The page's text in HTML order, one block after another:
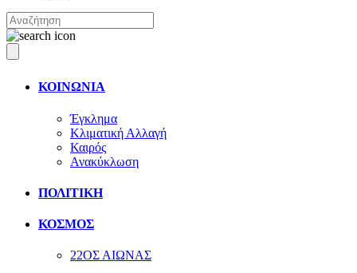
ΚΟΙΝΩΝΙΑ
Έγκλημα
Κλιματική Αλλαγή
Καιρός
Ανακύκλωση
ΠΟΛΙΤΙΚΗ
ΚΟΣΜΟΣ
22ΟΣ ΑΙΩΝΑΣ